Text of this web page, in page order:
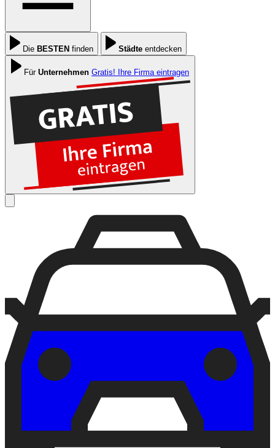
Die BESTEN finden Städte entdecken
Für Unternehmen Gratis! Ihre Firma eintragen